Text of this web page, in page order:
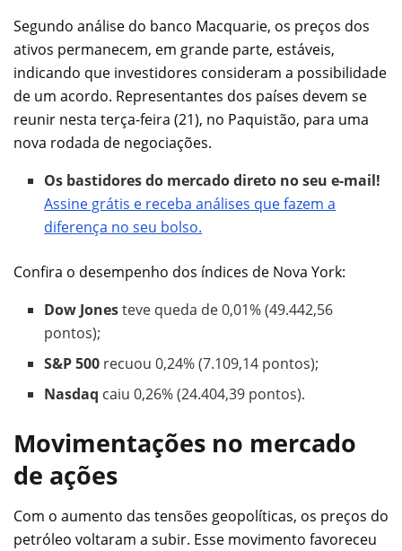
Segundo análise do banco Macquarie, os preços dos
ativos permanecem, em grande parte, estáveis,
indicando que investidores consideram a possibilidade
de um acordo. Representantes dos países devem se
reunir nesta terça-feira (21), no Paquistão, para uma
nova rodada de negociações.
Os bastidores do mercado direto no seu e-mail!
Assine grátis e receba análises que fazem a
diferença no seu bolso.
Confira o desempenho dos índices de Nova York:
Dow Jonesteve queda de 0,01% (49.442,56
pontos);
S&P 500 recuou 0,24% (7.109,14 pontos);
Nasdaq caiu 0,26% (24.404,39 pontos).
Movimentações no mercado
de ações
Com o aumento das tensões geopolíticas, os preços do
petróleo voltaram a subir. Esse movimento favoreceu